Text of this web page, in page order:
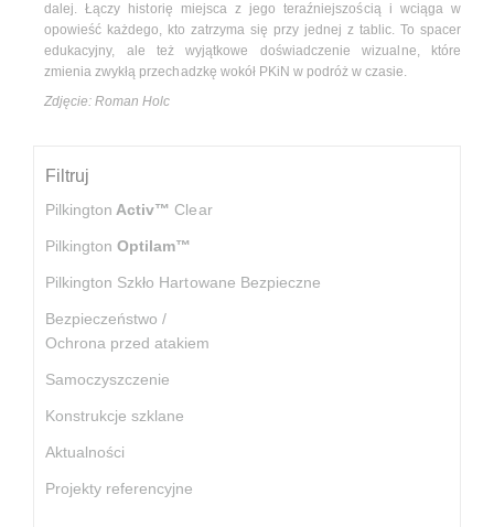
dalej. Łączy historię miejsca z jego teraźniejszością i wciąga w
opowieść każdego, kto zatrzyma się przy jednej z tablic. To spacer
edukacyjny, ale też wyjątkowe doświadczenie wizualne, które
zmienia zwykłą przechadzkę wokół PKiN w podróż w czasie.
Zdjęcie: Roman Holc
Filtruj
Pilkington Activ™ Clear
Pilkington Optilam™
Pilkington Szkło Hartowane Bezpieczne
Bezpieczeństwo /
Ochrona przed atakiem
Samoczyszczenie
Konstrukcje szklane
Aktualności
Projekty referencyjne